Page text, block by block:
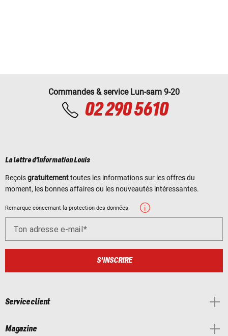
Commandes & service Lun-sam 9-20
02 290 5610
La lettre d'information Louis
Reçoisgratuitementtoutes les informations sur les offres du
moment, les bonnes affaires ou les nouveautés intéressantes.
Remarque concernant la protection des données
Ton adresse e-mail
S'INSCRIRE
Service client
Magazine